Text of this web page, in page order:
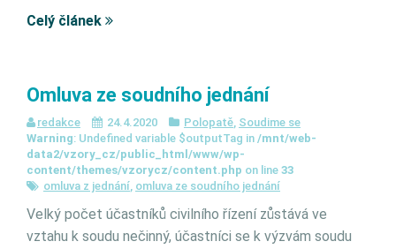
Celý článek
Omluva ze soudního jednání
redakce 24.4.2020 Polopatě, Soudime se
Warning: Undefined variable $outputTag in /mnt/web-
data2/vzory_cz/public_html/www/wp-
content/themes/vzorycz/content.php on line 33
omluva z jednání, omluva ze soudního jednání
Velký počet účastníků civilního řízení zůstává ve
vztahu k soudu nečinný, účastníci se k výzvám soudu